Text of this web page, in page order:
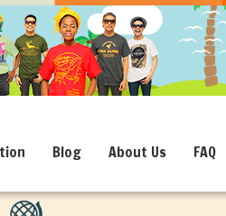
Blog About Us FAQ